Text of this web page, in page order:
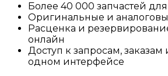
Более 40 000 запчастей
Оригинальные и
Расценка и
онлайн
Доступ к запросам, заказам
одном интерфейсе